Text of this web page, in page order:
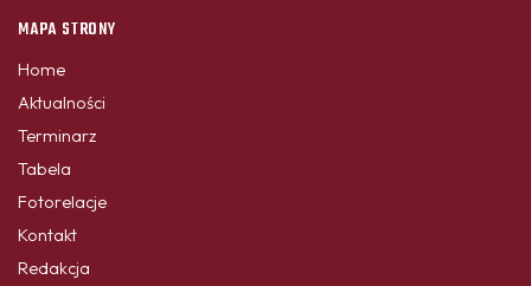
MAPA STRONY
Home
Aktualności
Terminarz
Tabela
Fotorelacje
Kontakt
Redakcja